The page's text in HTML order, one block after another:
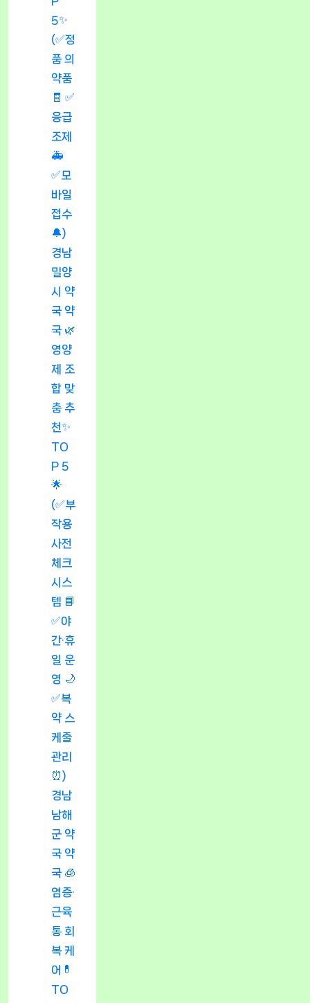
5✨
(✅정
품 의
약품
🧾 ✅
응급
조제
🚑
✅모
바일
접수
🔔)
경남
밀양
시 약
국 약
국 🌿
영양
제 조
합 맞
춤 추
천✨
TO
P 5
🌟
(✅부
작용
사전
체크
시스
템 📘
✅야
간·휴
일 운
영 🌙
✅복
약 스
케줄
관리
⏰)
경남
남해
군 약
국 약
국 🧊
염증·
근육
통 회
복 케
어💊
TO